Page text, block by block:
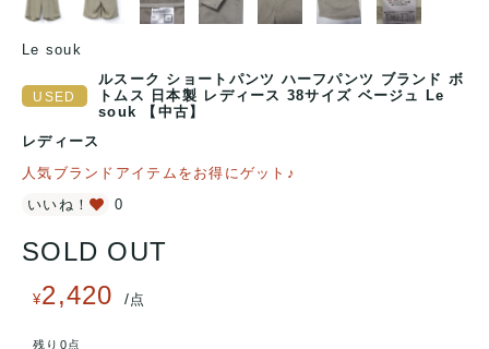
Le souk
ルスーク ショートパンツ ハーフパンツ ブランド ボ
トムス 日本製 レディース 38サイズ ベージュ Le
souk 【中古】
レディース
人気ブランドアイテムをお得にゲット♪
いいね！
0
SOLD OUT
¥2,420 /点
残り0点